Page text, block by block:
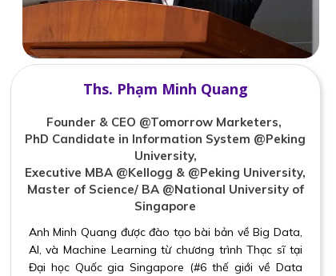
Ths. Phạm Minh Quang
Founder & CEO @Tomorrow Marketers,
PhD Candidate in Information System @Peking
University,
Executive MBA @Kellogg & @Peking University,
Master of Science/ BA @National University of
Singapore
Anh Minh Quang được đào tạo bài bản về Big Data,
AI, và Machine Learning từ chương trình Thạc sĩ tại
Đại học Quốc gia Singapore (#6 thế giới về Data